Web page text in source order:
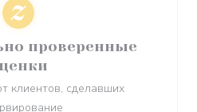
проверенные
клиентов, сделавших